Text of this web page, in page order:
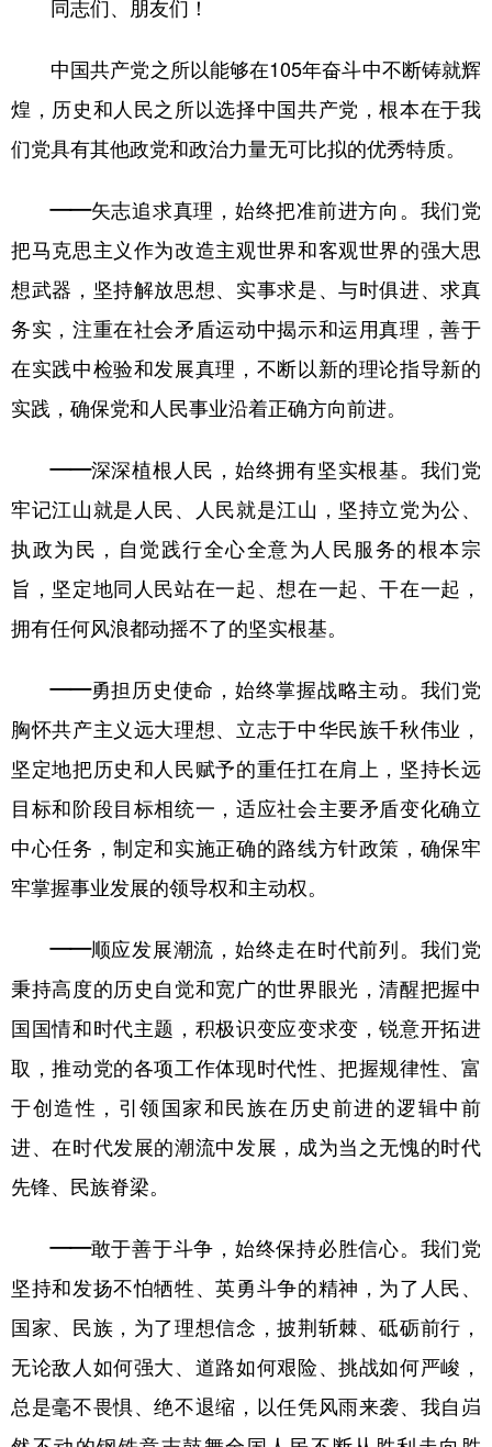
同志们、朋友们！
中国共产党之所以能够在105年奋斗中不断铸就辉
煌，历史和人民之所以选择中国共产党，根本在于我
们党具有其他政党和政治力量无可比拟的优秀特质。
——矢志追求真理，始终把准前进方向。 我们党
把马克思主义作为改造主观世界和客观世界的强大思
想武器，坚持解放思想、实事求是、与时俱进、求真
务实，注重在社会矛盾运动中揭示和运用真理，善于
在实践中检验和发展真理，不断以新的理论指导新的
实践，确保党和人民事业沿着正确方向前进。
——深深植根人民，始终拥有坚实根基。 我们党
牢记江山就是人民、人民就是江山，坚持立党为公、
执政为民，自觉践行全心全意为人民服务的根本宗
旨，坚定地同人民站在一起、想在一起、干在一起，
拥有任何风浪都动摇不了的坚实根基。
——勇担历史使命，始终掌握战略主动。 我们党
胸怀共产主义远大理想、立志于中华民族千秋伟业，
坚定地把历史和人民赋予的重任扛在肩上，坚持长远
目标和阶段目标相统一，适应社会主要矛盾变化确立
中心任务，制定和实施正确的路线方针政策，确保牢
牢掌握事业发展的领导权和主动权。
——顺应发展潮流，始终走在时代前列。 我们党
秉持高度的历史自觉和宽广的世界眼光，清醒把握中
国国情和时代主题，积极识变应变求变，锐意开拓进
取，推动党的各项工作体现时代性、把握规律性、富
于创造性，引领国家和民族在历史前进的逻辑中前
进、在时代发展的潮流中发展，成为当之无愧的时代
先锋、民族脊梁。
——敢于善于斗争，始终保持必胜信心。 我们党
坚持和发扬不怕牺牲、英勇斗争的精神，为了人民、
国家、民族，为了理想信念，披荆斩棘、砥砺前行，
无论敌人如何强大、道路如何艰险、挑战如何严峻，
总是毫不畏惧、绝不退缩，以任凭风雨来袭、我自岿